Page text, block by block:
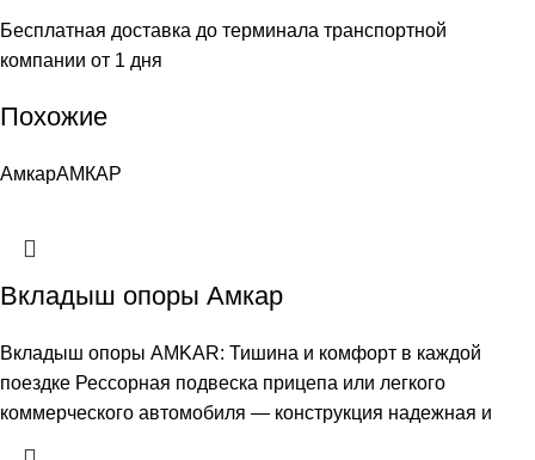
Бесплатная доставка до терминала транспортной
компании от 1 дня
Похожие
АмкарАМКАР
Вкладыш опоры Амкар
Вкладыш опоры AMKAR: Тишина и комфорт в каждой
поездке Рессорная подвеска прицепа или легкого
коммерческого автомобиля — конструкция надежная и